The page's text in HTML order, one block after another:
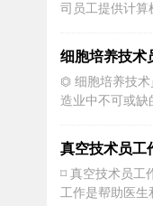
合理的计划安
司员工提供计算
提供服务并解决
到的问题。下面
划。开机技术员
作。这包括检查
细胞培养技术
⏣ 细胞培养技术
造业中不可或缺
的主要职责是在
方面提供技术支
技术员需要遵循
电路技术员日常
真空技术员工
⌑ 真空技术员工
工作是帮助医生